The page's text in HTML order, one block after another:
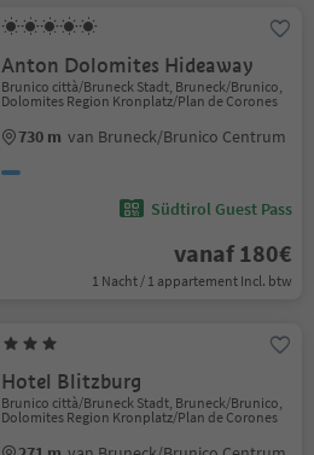
Anton Dolomites Hideaway
Brunico città/Bruneck Stadt, Bruneck/Brunico,
Dolomites Region Kronplatz/Plan de Corones
730 m van Bruneck/Brunico Centrum
Südtirol Guest Pass
vanaf 180€
1 Nacht / 1 appartement Incl. btw
Hotel Blitzburg
Brunico città/Bruneck Stadt, Bruneck/Brunico,
Dolomites Region Kronplatz/Plan de Corones